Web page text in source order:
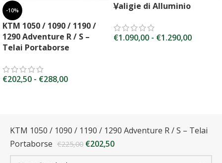
-10%
KTM 1050 / 1090 / 1190 /
1290 Adventure R / S –
Telai Portaborse
€202,50 - €288,00
Valigie di Alluminio
€1.090,00 - €1.290,00
KTM 1050 / 1090 / 1190 / 1290 Adventure R / S – Telai
Portaborse €225,00 €202,50